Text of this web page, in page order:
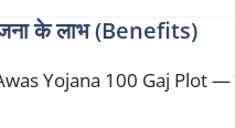
के लाभ (Benefits)
Yojana 100 Gaj Plot — गाँव